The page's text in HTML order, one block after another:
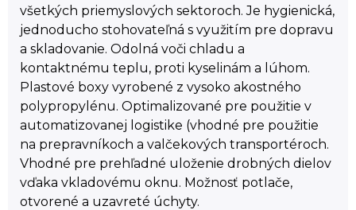
všetkých priemyslových sektoroch. Je hygienická,
jednoducho stohovateľná s využitím pre dopravu
a skladovanie. Odolná voči chladu a
kontaktnému teplu, proti kyselinám a lúhom.
Plastové boxy vyrobené z vysoko akostného
polypropylénu. Optimalizované pre použitie v
automatizovanej logistike (vhodné pre použitie
na prepravníkoch a valčekových transportéroch.
Vhodné pre prehľadné uloženie drobných dielov
vďaka vkladovému oknu. Možnosť potlače,
otvorené a uzavreté úchyty.